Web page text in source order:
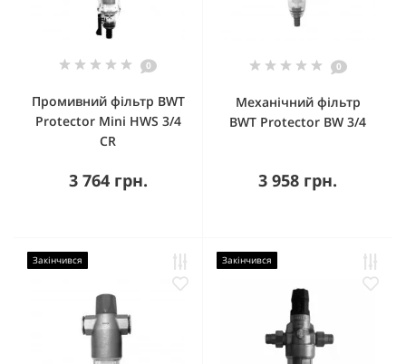
0
Промивний фільтр BWT
Protector Mini HWS 3/4
CR
3 764 грн.
0
Механічний фільтр
BWT Protector BW 3/4
3 958 грн.
Закінчився Закінчився